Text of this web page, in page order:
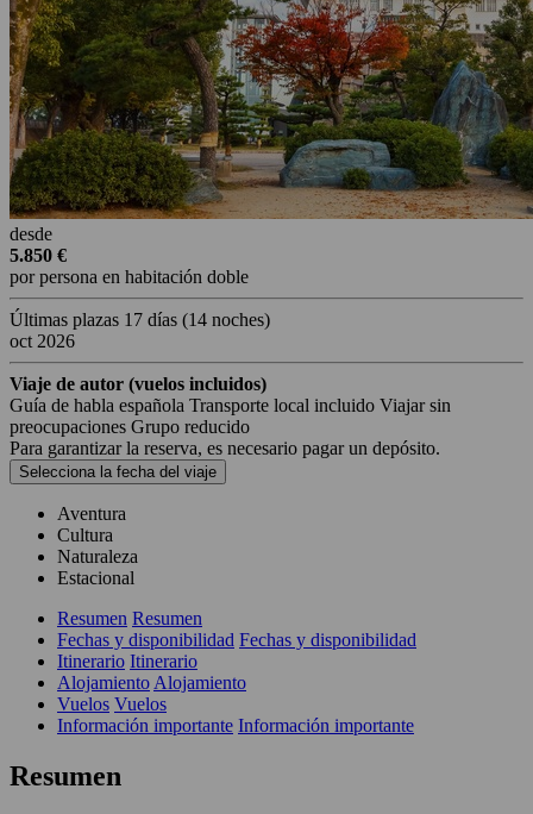
desde
5.850 €
por persona en habitación doble
Últimas plazas 17 días (14 noches)
oct 2026
Viaje de autor (vuelos incluidos)
Guía de habla española Transporte local incluido Viajar sin
preocupaciones Grupo reducido
Para garantizar la reserva, es necesario pagar un depósito.
Selecciona la fecha del viaje
Aventura
Cultura
Naturaleza
Estacional
Resumen Resumen
Fechas y disponibilidad Fechas y disponibilidad
Itinerario Itinerario
Alojamiento Alojamiento
Vuelos Vuelos
Información importante Información importante
Resumen